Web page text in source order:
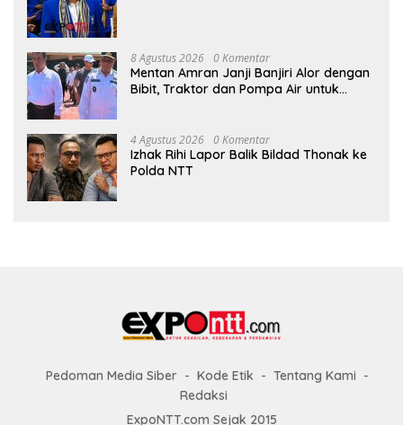
8 Agustus 2026 0 Komentar
Mentan Amran Janji Banjiri Alor dengan
Bibit, Traktor dan Pompa Air untuk
4 Agustus 2026 0 Komentar
Izhak Rihi Lapor Balik Bildad Thonak ke
Polda NTT
Pedoman Media Siber Kode Etik
Tentang Kami
Redaksi
ExpoNTT.com Sejak 2015